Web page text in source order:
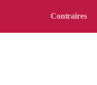
Contraires